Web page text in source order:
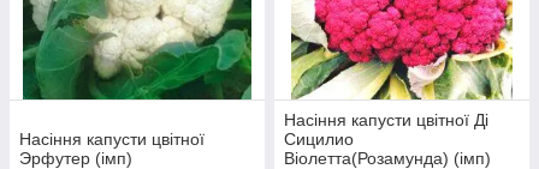
Насіння капусти цвітної
Эрфутер (імп)
Насіння капусти цвітної Ді
Сицилио
Віолетта(Розамунда) (імп)